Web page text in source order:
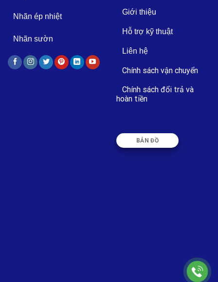
Nhãn ép nhiệt
Nhãn sườn
Giới thiệu
Hỗ trợ kỹ thuật
Liên hệ
Chính sách vận chuyển
Chính sách đổi trả và
hoàn tiền
BẢN ĐỒ